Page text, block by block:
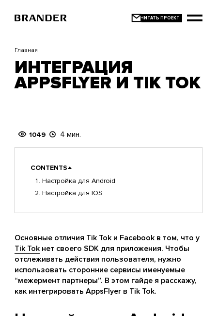
основному
Главная
ИНТЕГРАЦИЯ
APPSFLYER И TIK TOK
1049 4 мин.
CONTENTS
Настройка для Android
Настройка для IOS
Основные отличия Tik Tok и Facebook в том, что у
Tik Tok нет своего SDK для приложения. Чтобы
отслеживать действия пользователя, нужно
использовать сторонние сервисы именуемые
“межермент партнеры”. В этом гайде я расскажу,
как интегрировать AppsFlyer в Tik Tok.